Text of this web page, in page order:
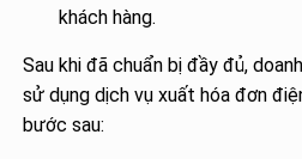
khách hàng.
Sau khi đã chuẩn bị đầy đủ,
sử dụng dịch vụ xuất hóa đơn
bước sau: